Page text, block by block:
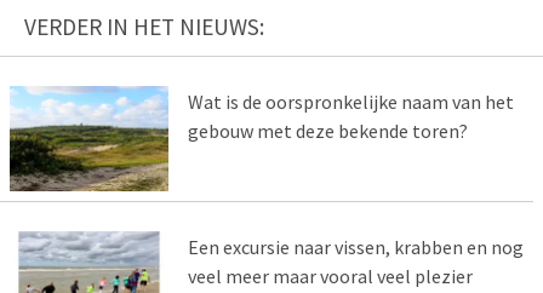
VERDER IN HET NIEUWS:
Wat is de oorspronkelijke naam van het
gebouw met deze bekende toren?
Een excursie naar vissen, krabben en nog
veel meer maar vooral veel plezier